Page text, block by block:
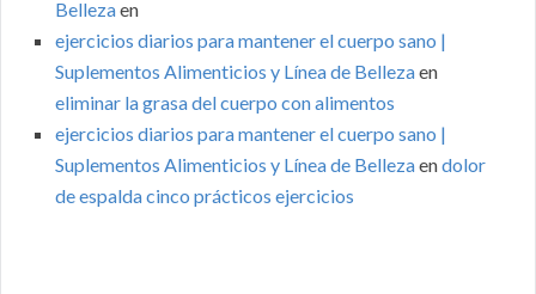
Bellezaen
ejercicios diarios para mantener el cuerpo sano |
Suplementos Alimenticios y Línea de Bellezaen
eliminar la grasa del cuerpo con alimentos
ejercicios diarios para mantener el cuerpo sano |
Suplementos Alimenticios y Línea de Bellezaendolor
de espalda cinco prácticos ejercicios